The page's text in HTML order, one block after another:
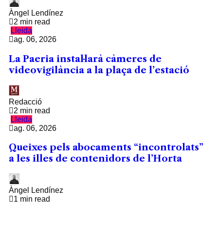
Àngel Lendínez
2 min read
Lleida
ag. 06, 2026
La Paeria instal·larà càmeres de
videovigilància a la plaça de l’estació
Redacció
2 min read
Lleida
ag. 06, 2026
Queixes pels abocaments “incontrolats”
a les illes de contenidors de l’Horta
Àngel Lendínez
1 min read